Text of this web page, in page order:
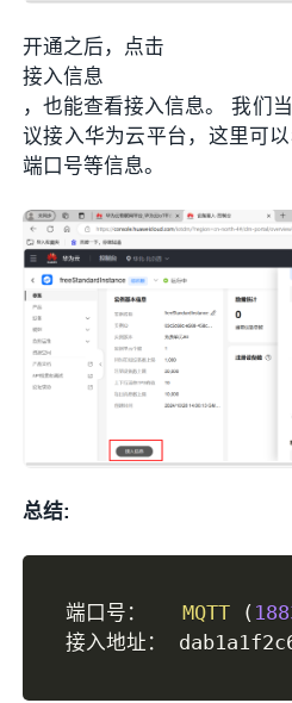
开通之后，点击
接入信息
，也能查看接入信息。 我们
议接入华为云平台，这里可
端口号等信息。
总结:
端口号： MQTT (
接入地址：